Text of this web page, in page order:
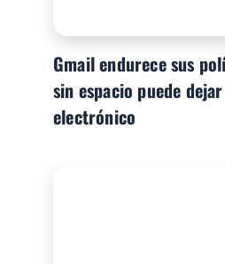
Gmail endurece sus
sin espacio puede
electrónico